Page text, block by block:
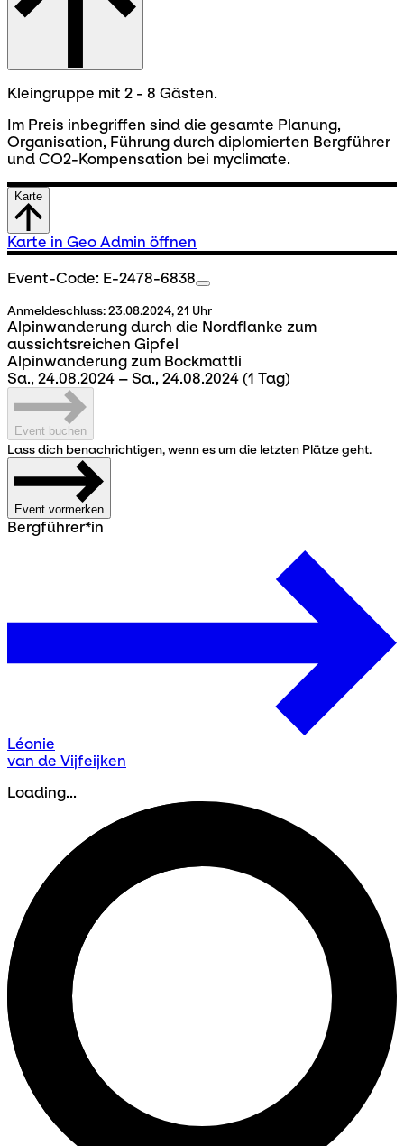
Kleingruppe mit 2 - 8 Gästen.
Im Preis inbegriffen sind die gesamte Planung,
Organisation, Führung durch diplomierten Bergführer
und CO2-Kompensation bei myclimate.
Karte
Karte in Geo Admin öffnen
Event-Code: E-2478-6838
Anmeldeschluss:23.08.2024, 21 Uhr
Alpinwanderung durch die Nordflanke zum
aussichtsreichen Gipfel
Alpinwanderung zum Bockmattli
Sa., 24.08.2024 – Sa., 24.08.2024 (1 Tag)
Event buchen
Lass dich benachrichtigen, wenn es um die letzten Plätze geht.
Event vormerken
Bergführer*in
Léonie
van de Vijfeijken
Loading...